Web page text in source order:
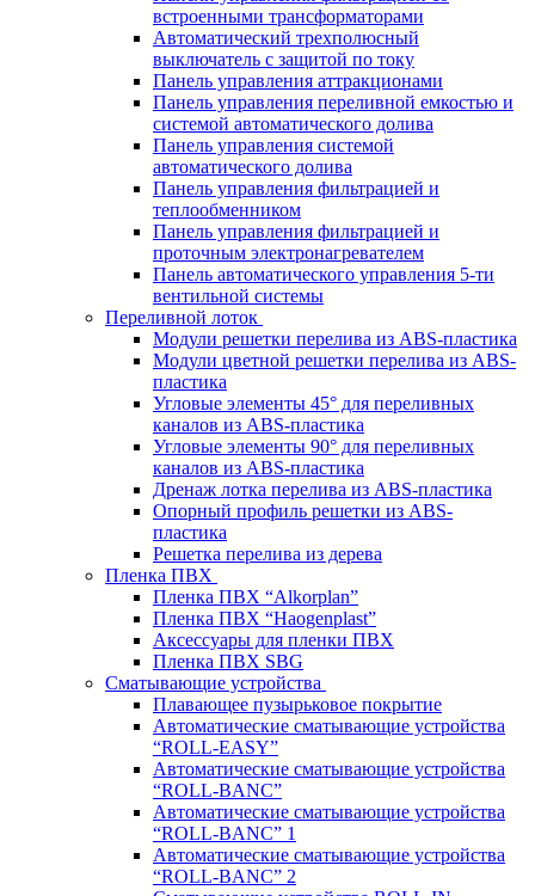
встроенными трансформаторами
Автоматический трехполюсный
выключатель с защитой по току
Панель управления аттракционами
Панель управления переливной емкостью и
системой автоматического долива
Панель управления системой
автоматического долива
Панель управления фильтрацией и
теплообменником
Панель управления фильтрацией и
проточным электронагревателем
Панель автоматического управления 5-ти
вентильной системы
Переливной лоток
Модули решетки перелива из ABS-пластика
Модули цветной решетки перелива из ABS-
пластика
Угловые элементы 45° для переливных
каналов из ABS-пластика
Угловые элементы 90° для переливных
каналов из ABS-пластика
Дренаж лотка перелива из ABS-пластика
Опорный профиль решетки из ABS-
пластика
Решетка перелива из дерева
Пленка ПВХ
Пленка ПВХ “Alkorplan”
Пленка ПВХ “Haogenplast”
Аксессуары для пленки ПВХ
Пленка ПВХ SBG
Сматывающие устройства
Плавающее пузырьковое покрытие
Автоматические сматывающие устройства
“ROLL-EASY”
Автоматические сматывающие устройства
“ROLL-BANC”
Автоматические сматывающие устройства
“ROLL-BANC” 1
Автоматические сматывающие устройства
“ROLL-BANC” 2